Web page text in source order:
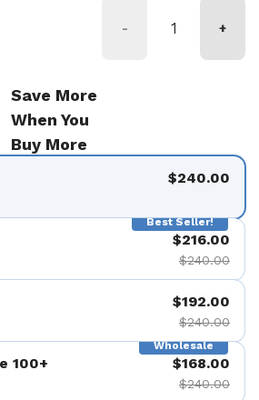
- +
Save More
When You
Buy More
$240.00
Best Seller!
$216.00
$240.00
$192.00
$240.00
Wholesale
100+ $168.00
$240.00